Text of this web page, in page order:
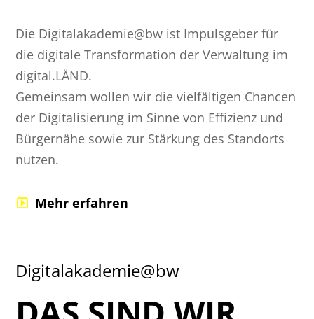
Die Digitalakademie@bw ist Impulsgeber für
die digitale Transformation der Verwaltung im
digital.LÄND.
Gemeinsam wollen wir die vielfältigen Chancen
der Digitalisierung im Sinne von Effizienz und
Bürgernähe sowie zur Stärkung des Standorts
nutzen.
Mehr erfahren
Digitalakademie@bw